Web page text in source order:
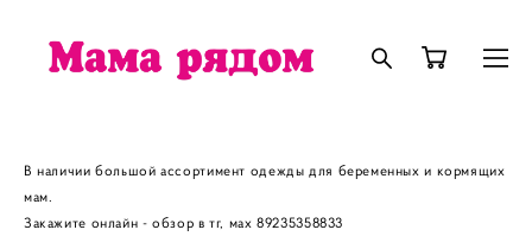
В наличии большой ассортимент одежды для беременных и кормящих
мам.
Закажите онлайн - обзор в тг, мах 89235358833